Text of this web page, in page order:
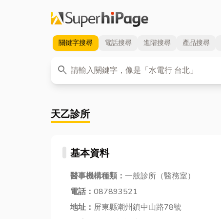
關鍵字搜尋 電話搜尋 進階搜尋 產品搜尋
search
關鍵字
天乙診所
基本資料
醫事機構種類： 一般診所（醫務室）
電話： 087893521
地址： 屏東縣潮州鎮中山路78號